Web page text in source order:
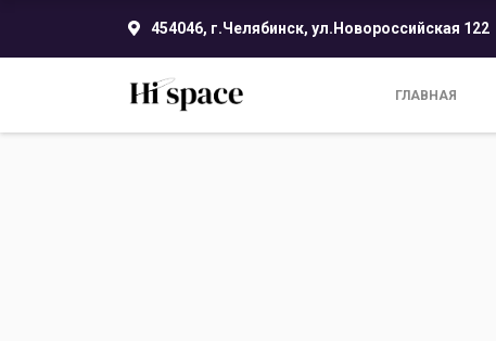
454046, г.Челябинск, ул.Новороссийская 122
ГЛАВНАЯ